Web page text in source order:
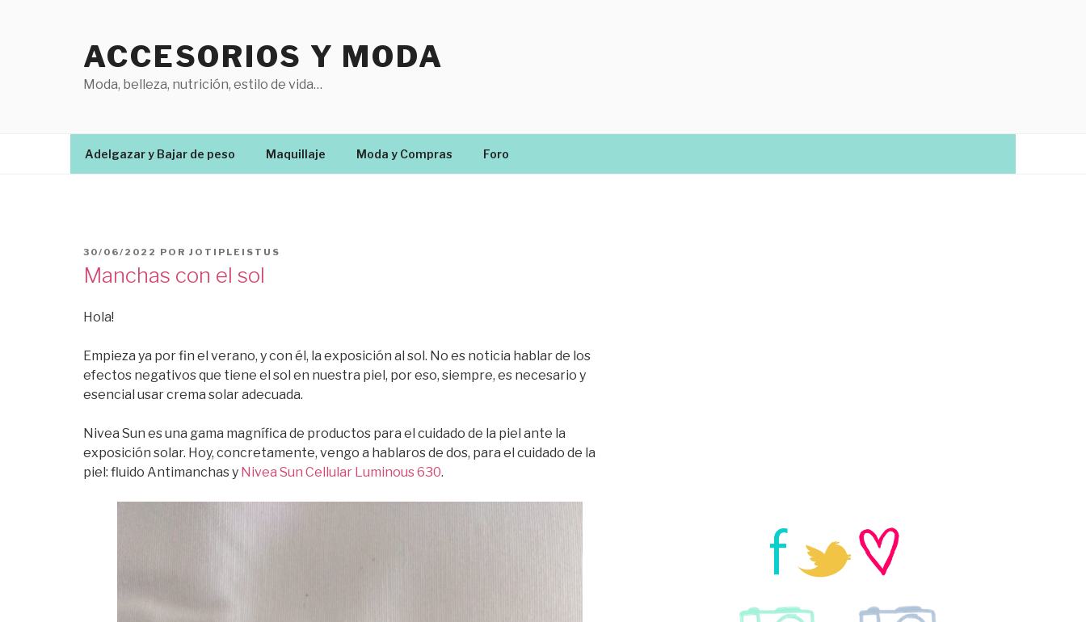
ACCESORIOS Y MODA
Moda, belleza, nutrición, estilo de vida…
Adelgazar y Bajar de peso Maquillaje Moda y Compras Foro
PUBLICADO
EL
30/06/2022 POR JOTIPLEISTUS
Manchas con el sol
Hola!
Empieza ya por fin el verano, y con él, la exposición al sol. No es noticia hablar de los
efectos negativos que tiene el sol en nuestra piel, por eso, siempre, es necesario y
esencial usar crema solar adecuada.
Nivea Sun es una gama magnífica de productos para el cuidado de la piel ante la
exposición solar. Hoy, concretamente, vengo a hablaros de dos, para el cuidado de la
piel: fluido Antimanchas y Nivea Sun Cellular Luminous 630.